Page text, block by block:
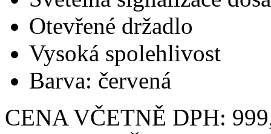
Otevřené držadlo
Vysoká spolehlivost
Barva: červená
CENA VČETNĚ DPH: